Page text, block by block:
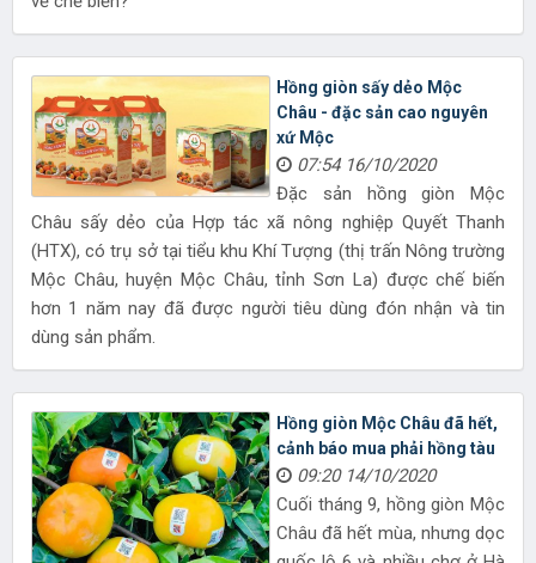
Hồng giòn sấy dẻo Mộc
Châu - đặc sản cao nguyên
xứ Mộc
07:54 16/10/2020
Đặc sản hồng giòn Mộc
Châu sấy dẻo của Hợp tác xã nông nghiệp Quyết Thanh
(HTX), có trụ sở tại tiểu khu Khí Tượng (thị trấn Nông trường
Mộc Châu, huyện Mộc Châu, tỉnh Sơn La) được chế biến
hơn 1 năm nay đã được người tiêu dùng đón nhận và tin
dùng sản phẩm.
Hồng giòn Mộc Châu đã hết,
cảnh báo mua phải hồng tàu
09:20 14/10/2020
Cuối tháng 9, hồng giòn Mộc
Châu đã hết mùa, nhưng dọc